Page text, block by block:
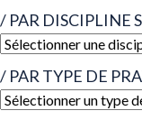
/ PAR DISCIPLINE
/ PAR TYPE DE